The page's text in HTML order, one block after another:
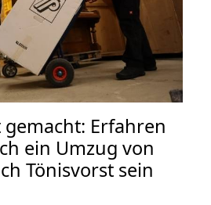
Erfahren
ein Umzug von
Tönisvorst sein